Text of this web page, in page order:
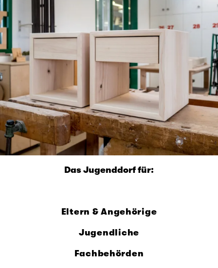
Das Jugenddorf für:
Eltern & Angehörige
Jugendliche
Fachbehörden